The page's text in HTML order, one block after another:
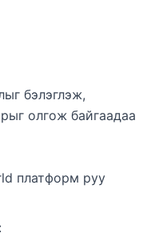
бэлэглэж,
олгож байгаадаа
платформ руу